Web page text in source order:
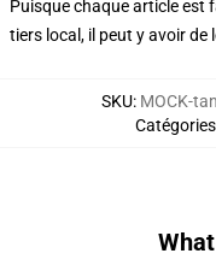
Puisque chaque article est
tiers local, il peut y avoir
SKU: MOCK-
Catégories